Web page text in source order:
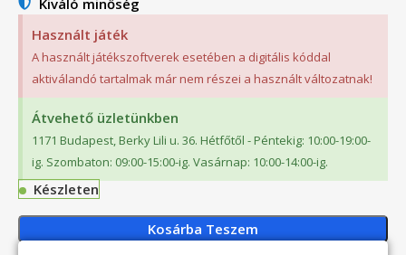
Kiváló minőség
Használt játék
A használt játékszoftverek esetében a digitális kóddal
aktiválandó tartalmak már nem részei a használt változatnak!
Átvehető üzletünkben
1171 Budapest, Berky Lili u. 36. Hétfőtől - Péntekig: 10:00-19:00-
ig. Szombaton: 09:00-15:00-ig. Vasárnap: 10:00-14:00-ig.
Készleten
Kosárba Teszem